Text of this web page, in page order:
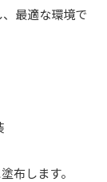
最適な環境で
布します。